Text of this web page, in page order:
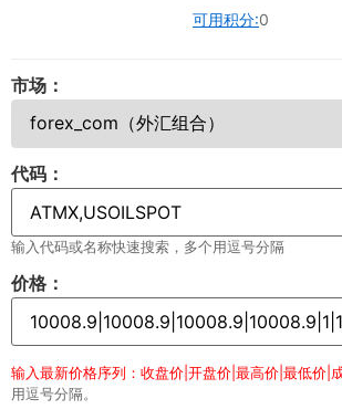
可用积分:0
市场：
代码：
输入代码或名称快速搜索，多个用逗号分隔
价格：
输入最新价格序列：收盘价|开盘价|最高价|最低价|
用逗号分隔。